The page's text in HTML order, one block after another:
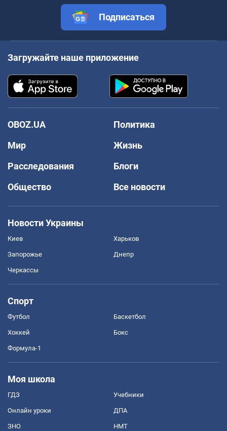
Подписаться
Загружайте наше приложение
OBOZ.UA
Политика
Мир
Жизнь
Расследования
Блоги
Общество
Все новости
Новости Украины
Киев Харьков
Запорожье Днепр
Черкассы
Спорт
Футбол Баскетбол
Хоккей Бокс
Формула-1
Моя школа
ГДЗ Учебники
Онлайн уроки ДПА
ЗНО НМТ